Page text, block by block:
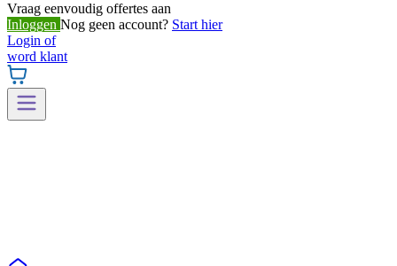
Vraag eenvoudig offertes aan
Inloggen Nog geen account? Start hier
Login of
word klant